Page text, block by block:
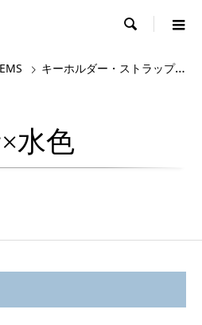

キーホルダー・ストラップ・根付
水色